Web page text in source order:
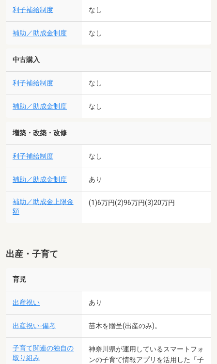
利子補給制度 なし
補助／助成金制度 なし
中古購入
利子補給制度 なし
補助／助成金制度 なし
増築・改築・改修
利子補給制度 なし
補助／助成金制度 あり
補助／助成金上限金
額
(1)6万円(2)96万円(3)20万円
出産・子育て
育児
出産祝い あり
出産祝い-備考 苗木を贈呈(出産のみ)。
子育て関連の独自の
取り組み
神奈川県が運用しているスマートフォ
ンの子育て情報アプリを活用した「子